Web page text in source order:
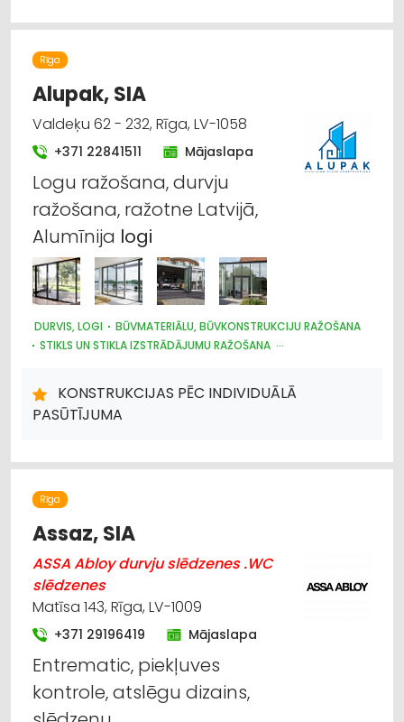
Rīga
Alupak, SIA
Valdeķu 62 - 232, Rīga, LV-1058
+371 22841511 Mājaslapa
Logu ražošana, durvju
ražošana, ražotne Latvijā,
Alumīnija logi
DURVIS, LOGI
BŪVMATERIĀLU, BŪVKONSTRUKCIJU RAŽOŠANA
STIKLS UN STIKLA IZSTRĀDĀJUMU RAŽOŠANA
KONSTRUKCIJAS PĒC INDIVIDUĀLĀ
PASŪTĪJUMA
Rīga
Assaz, SIA
ASSA Abloy durvju slēdzenes .WC
slēdzenes
Matīsa 143, Rīga, LV-1009
+371 29196419 Mājaslapa
Entrematic, piekļuves
kontrole, atslēgu dizains,